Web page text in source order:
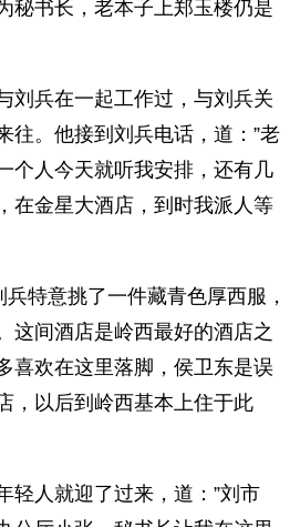
秘书长，老本子上郑玉楼仍是
刘兵在一起工作过，与刘兵关
往。他接到刘兵电话，道：”老
个人今天就听我安排，还有几
在金星大酒店，到时我派人等
特意挑了一件藏青色厚西服，
这间酒店是岭西最好的酒店之
喜欢在这里落脚，侯卫东是误
，以后到岭西基本上住于此
轻人就迎了过来，道：”刘市